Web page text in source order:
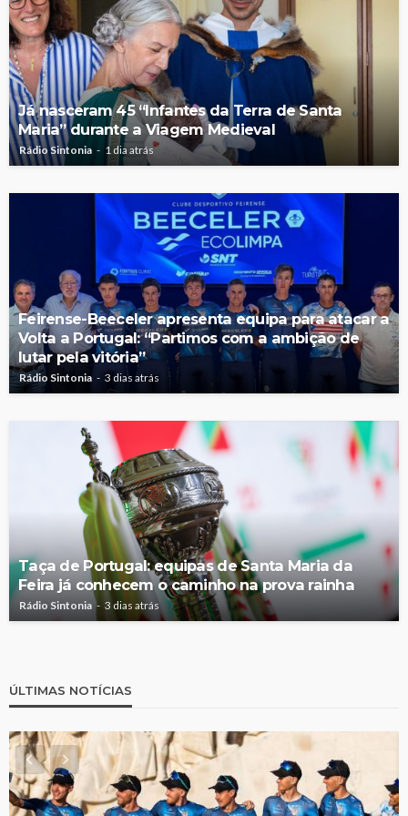
Já nasceram 45 “Infantes da Terra de Santa
Maria” durante a Viagem Medieval
Rádio Sintonia 1 dia atrás
Feirense-Beeceler apresenta equipa para atacar a
Volta a Portugal: “Partimos com a ambição de
lutar pela vitória”
Rádio Sintonia 3 dias atrás
Taça de Portugal: equipas de Santa Maria da
Feira já conhecem o caminho na prova rainha
Rádio Sintonia 3 dias atrás
ÚLTIMAS NOTÍCIAS